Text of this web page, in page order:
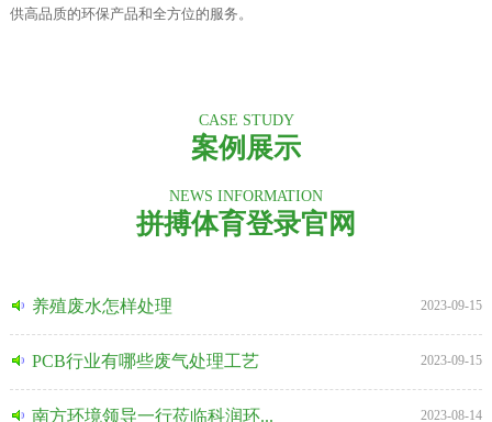
供高品质的环保产品和全方位的服务。
CASE STUDY
案例展示
NEWS INFORMATION
拼搏体育登录官网
养殖废水怎样处理 2023-09-15
PCB行业有哪些废气处理工艺 2023-09-15
南方环境领导一行莅临科润环... 2023-08-14